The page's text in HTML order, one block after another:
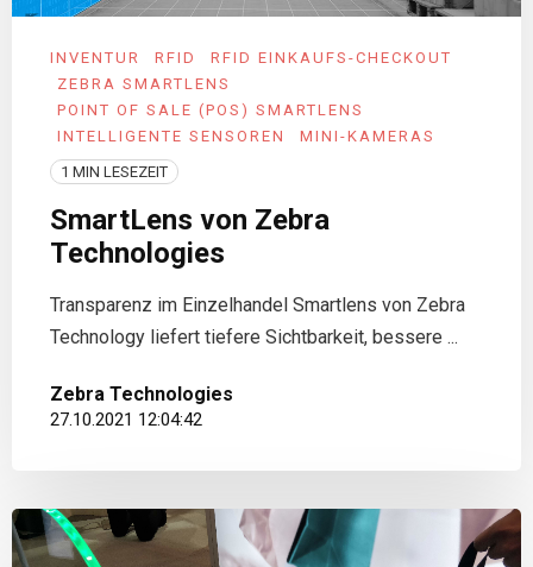
INVENTUR RFID
RFID EINKAUFS-CHECKOUT
ZEBRA SMARTLENS
POINT OF SALE (POS) SMARTLENS
INTELLIGENTE SENSOREN
MINI-KAMERAS
1 MIN LESEZEIT
SmartLens von Zebra
Technologies
Transparenz im Einzelhandel Smartlens von Zebra
Technology liefert tiefere Sichtbarkeit, bessere ...
Zebra Technologies
27.10.2021 12:04:42